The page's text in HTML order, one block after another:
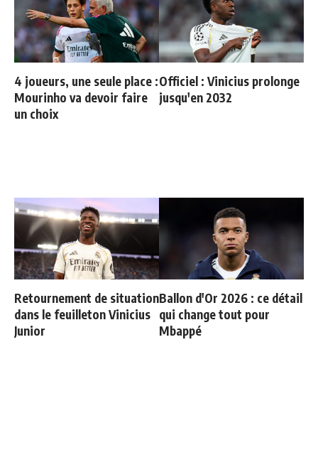
4 joueurs, une seule place :
Mourinho va devoir faire
un choix
Officiel : Vinicius prolonge
jusqu'en 2032
Retournement de situation
dans le feuilleton Vinicius
Junior
Ballon d'Or 2026 : ce détail
qui change tout pour
Mbappé